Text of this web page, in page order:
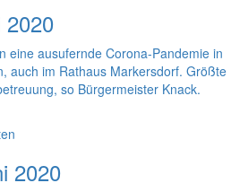
2020
eine ausufernde Corona-Pandemie in
auch im Rathaus Markersdorf. Größte
so Bürgermeister Knack.
2020